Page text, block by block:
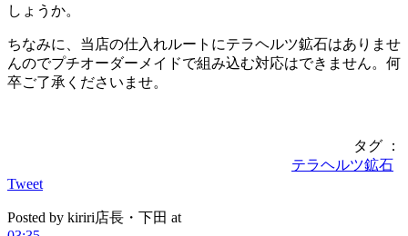
しょうか。
ちなみに、当店の仕入れルートにテラヘルツ鉱石はありませ
んのでプチオーダーメイドで組み込む対応はできません。何
卒ご了承くださいませ。
タグ ：
テラヘルツ鉱石
Tweet
Posted by kiriri店長・下田 at